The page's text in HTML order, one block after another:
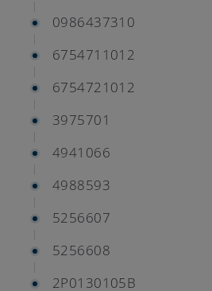
0986437310
6754711012
6754721012
3975701
4941066
4988593
5256607
5256608
2P0130105B